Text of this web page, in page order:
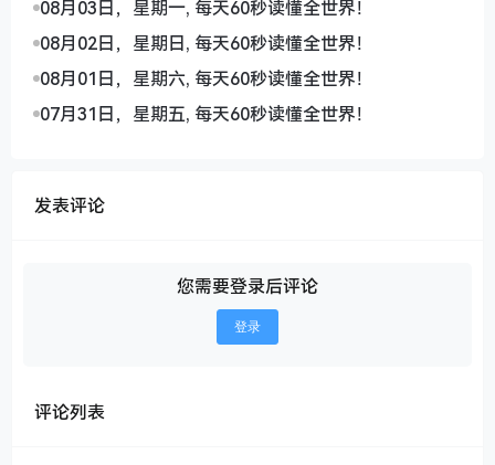
08月03日，星期一, 每天60秒读懂全世界！
08月02日，星期日, 每天60秒读懂全世界！
08月01日，星期六, 每天60秒读懂全世界！
07月31日，星期五, 每天60秒读懂全世界！
发表评论
您需要登录后评论
登录
评论列表